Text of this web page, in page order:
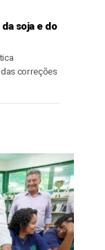
soja e do
correções